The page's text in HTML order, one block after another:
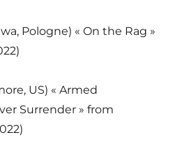
Pologne) « On the Rag »
US) « Armed
Surrender » from